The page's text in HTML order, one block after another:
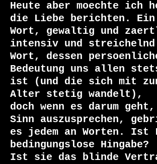
Heute aber moechte ich
die Liebe berichten. Ein
Wort, gewaltig und
intensiv und
Wort, dessen
Bedeutung uns allen
ist (und die sich mit
Alter stetig wandelt),
doch wenn es darum
Sinn auszusprechen,
es jedem an Worten. Ist
bedingungslose Hingabe?
Ist sie das blinde